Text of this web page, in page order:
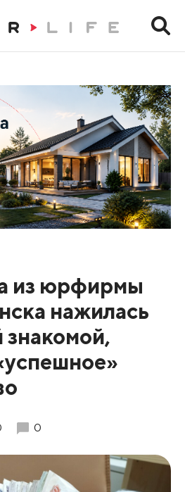
из юрфирмы
нажилась
0